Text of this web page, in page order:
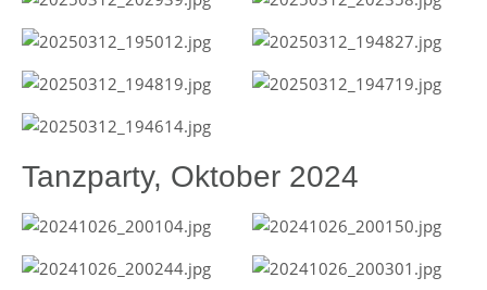
Tanzparty, Oktober 2024